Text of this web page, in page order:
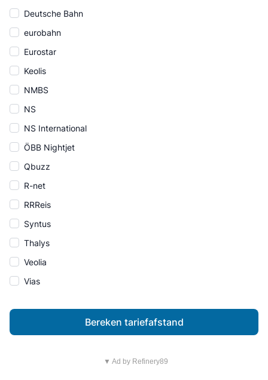
Deutsche Bahn
eurobahn
Eurostar
Keolis
NMBS
NS
NS International
ÖBB Nightjet
Qbuzz
R-net
RRReis
Syntus
Thalys
Veolia
Vias
Bereken tariefafstand
▼ Ad by Refinery89